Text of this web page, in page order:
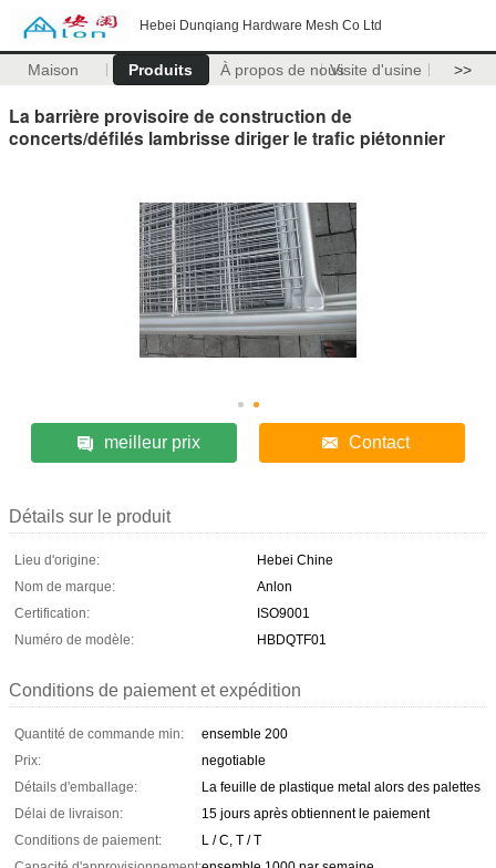
Hebei Dunqiang Hardware Mesh Co Ltd
Maison Produits À propos de nousVisite d'usine >>
La barrière provisoire de construction de
concerts/défilés lambrisse diriger le trafic piétonnier
meilleur prix Contact
Détails sur le produit
Lieu d'origine:
Hebei Chine
Nom de marque:
Anlon
Certification:
ISO9001
Numéro de modèle:
HBDQTF01
Conditions de paiement et expédition
Quantité de commande min:
ensemble 200
Prix:
negotiable
Détails d'emballage:
La feuille de plastique metal alors des palettes
Délai de livraison:
15 jours après obtiennent le paiement
Conditions de paiement:
L / C, T / T